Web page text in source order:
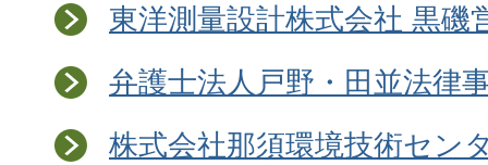
東洋測量設計株式会社 黒磯
弁護士法人戸野・田並法律
株式会社那須環境技術セン